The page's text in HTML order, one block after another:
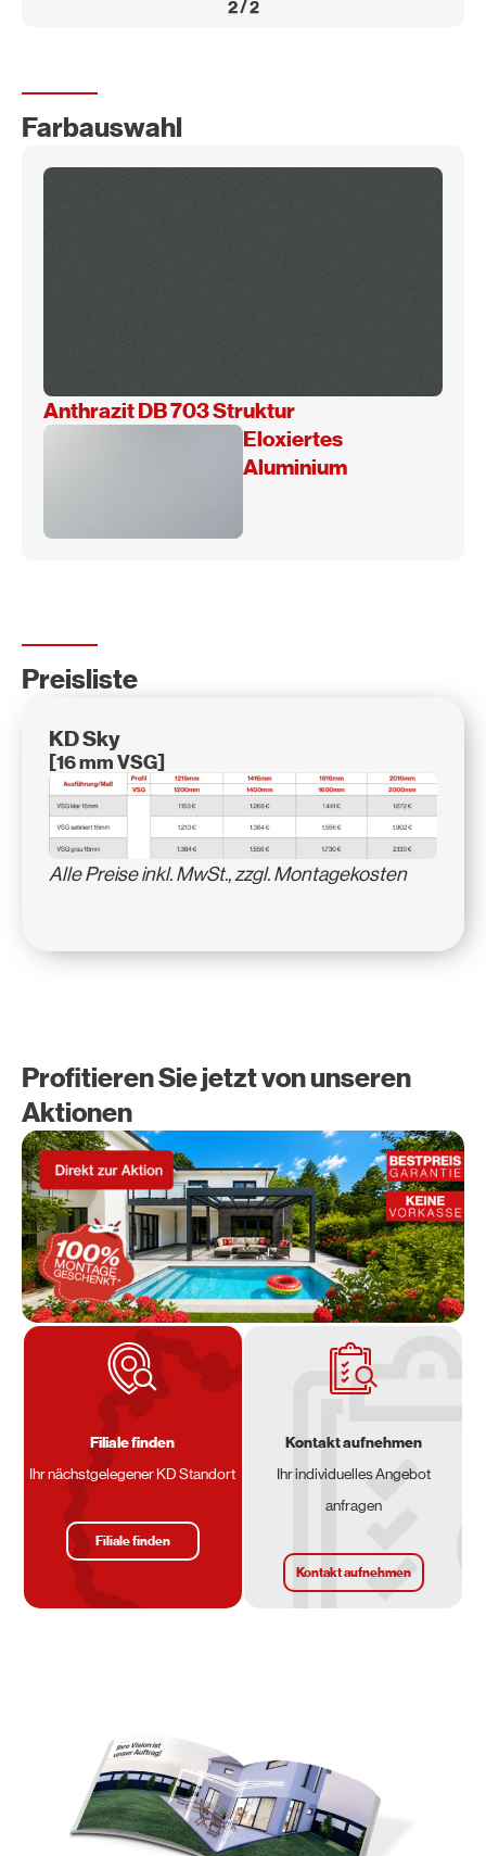
2/2
Farbauswahl
Anthrazit DB 703 Struktur
Eloxiertes
Aluminium
Preisliste
KD Sky
[16 mm VSG]
Alle Preise inkl. MwSt., zzgl. Montagekosten
Profitieren Sie jetzt von unseren
Aktionen
Filiale finden
Ihr nächstgelegener KD Standort
Filiale finden
Kontakt aufnehmen
Ihr individuelles Angebot
anfragen
Kontakt aufnehmen